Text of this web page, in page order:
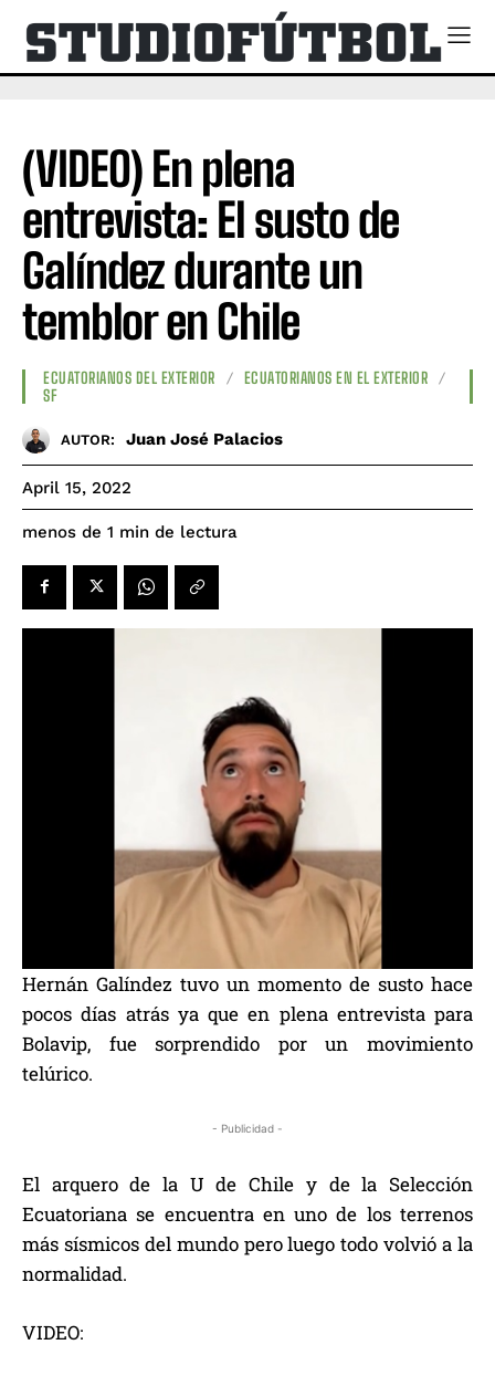
(VIDEO) En plena
entrevista: El susto de
Galíndez durante un
temblor en Chile
ECUATORIANOS DEL EXTERIOR
ECUATORIANOS EN EL EXTERIOR
SF
AUTOR: Juan José Palacios
April 15, 2022
menos de 1 min de lectura
Hernán Galíndez tuvo un momento de susto hace
pocos días atrás ya que en plena entrevista para
Bolavip, fue sorprendido por un movimiento
telúrico.
- Publicidad -
El arquero de la U de Chile y de la Selección
Ecuatoriana se encuentra en uno de los terrenos
más sísmicos del mundo pero luego todo volvió a la
normalidad.
VIDEO: